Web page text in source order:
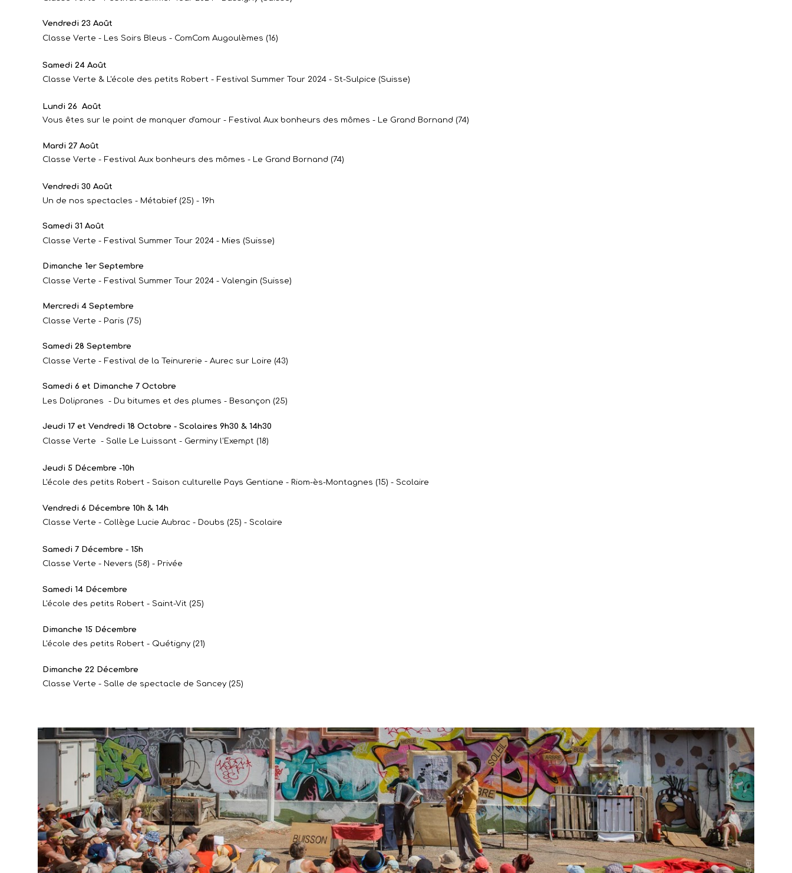
Vendredi 23 Août
Classe Verte - Les Soirs Bleus - ComCom Augoulèmes (16)
Samedi 24 Août
Classe Verte & L'école des petits Robert - Festival Summer Tour 2024 - St-Sulpice (Suisse)
Lundi 26 Août
Vous êtes sur le point de manquer d'amour - Festival Aux bonheurs des mômes - Le Grand Bornand (74)
Mardi 27 Août
Classe Verte - Festival Aux bonheurs des mômes - Le Grand Bornand (74)
Vendredi 30 Août
Un de nos spectacles - Métabief (25) - 19h
Samedi 31 Août
Classe Verte - Festival Summer Tour 2024 - Mies (Suisse)
Dimanche 1er Septembre
Classe Verte - Festival Summer Tour 2024 - Valengin (Suisse)
Mercredi 4 Septembre
Classe Verte - Paris (75)
Samedi 28 Septembre
Classe Verte - Festival de la Teinurerie - Aurec sur Loire (43)
Samedi 6 et Dimanche 7 Octobre
Les Dolipranes - Du bitumes et des plumes - Besançon (25)
Jeudi 17 et Vendredi 18 Octobre - Scolaires 9h30 & 14h30
Classe Verte - Salle Le Luissant - Germiny l'Exempt (18)
Jeudi 5 Décembre -10h
L'école des petits Robert - Saison culturelle Pays Gentiane - Riom-ès-Montagnes (15) - Scolaire
Vendredi 6 Décembre 10h & 14h
Classe Verte - Collège Lucie Aubrac - Doubs (25) - Scolaire
Samedi 7 Décembre - 15h
Classe Verte - Nevers (58) - Privée
Samedi 14 Décembre
L'école des petits Robert - Saint-Vit (25)
Dimanche 15 Décembre
L'école des petits Robert - Quétigny (21)
Dimanche 22 Décembre
Classe Verte - Salle de spectacle de Sancey (25)